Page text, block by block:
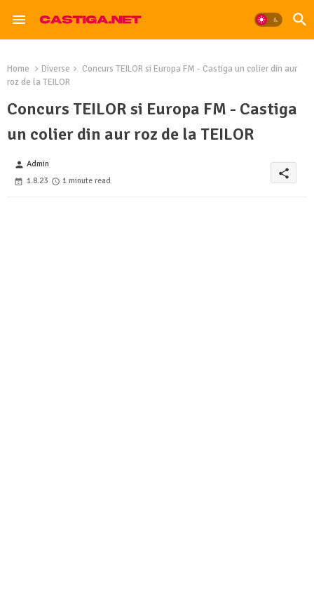
Home Diverse
Concurs TEILOR si Europa FM - Castiga un colier din aur
roz de la TEILOR
Concurs TEILOR si Europa FM - Castiga
un colier din aur roz de la TEILOR
person Admin
1.8.23
1 minute read
share